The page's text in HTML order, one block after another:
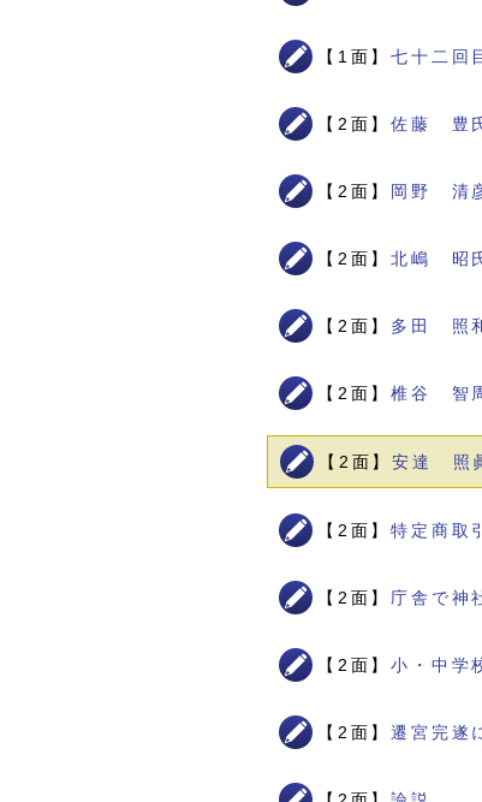
【1面】七十二回
【2面】佐藤 豊
【2面】 岡野 清
【2面】北嶋 昭
【2面】 多田 照
【2面】椎谷 智
【2面】安達 照
【2面】特定商取
【2面】 庁舎で神
【2面】小・中学
【2面】遷宮完遂